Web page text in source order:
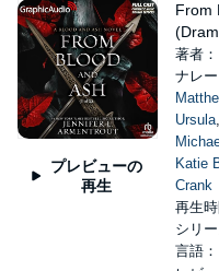
プレビューの
再生
From
著者：
ナレ
Ursula,
Katie
Crank
再生
シリー
言語